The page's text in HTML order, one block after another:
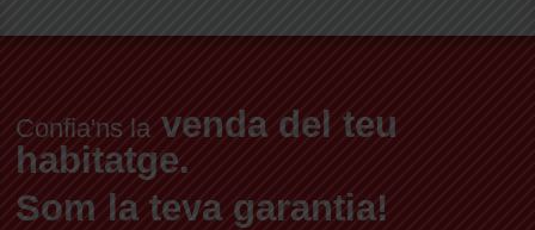
Confia'ns la venda del teu
habitatge.
Som la teva garantia!